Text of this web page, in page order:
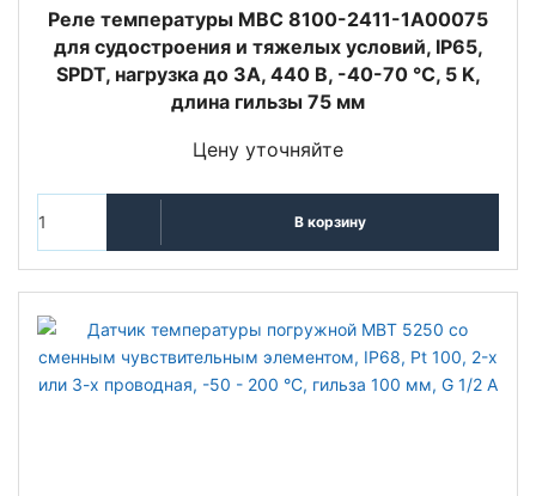
Реле температуры MBC 8100-2411-1A00075
для судостроения и тяжелых условий, IP65,
SPDT, нагрузка до 3А, 440 В, -40-70 °C, 5 K,
длина гильзы 75 мм
Цену уточняйте
В корзину